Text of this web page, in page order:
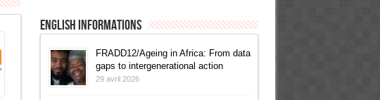
English informations
FRADD12/Ageing in Africa: From data
gaps to intergenerational action
29 avril 2026